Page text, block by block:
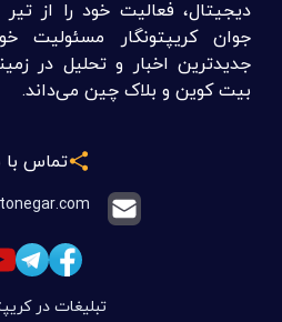
جوان کریپتونگار مسئولیت
جدیدترین اخبار و تحلیل در
بیت کوین و بلاک چین می‌داند.
تماس با
تبلیغات در